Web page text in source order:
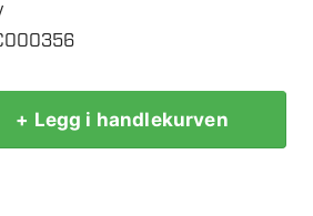
+ Legg i handlekurven